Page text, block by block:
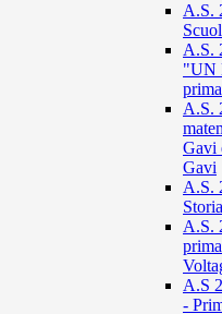
A.S.
A.S.
"UN
A.S.
Gavi
Gavi
A.S.
A.S.
A.S
-